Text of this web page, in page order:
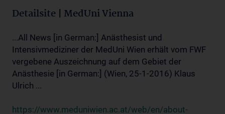
Detailsite | MedUni Vienna
...All News [in German:] Anästhesist und
Intensivmediziner der MedUni Wien erhält vom FWF
vergebene Auszeichnung auf dem Gebiet der
Anästhesie [in German:] (Wien, 25-1-2016) Klaus
Ulrich ...
https://www.meduniwien.ac.at/web/en/about-